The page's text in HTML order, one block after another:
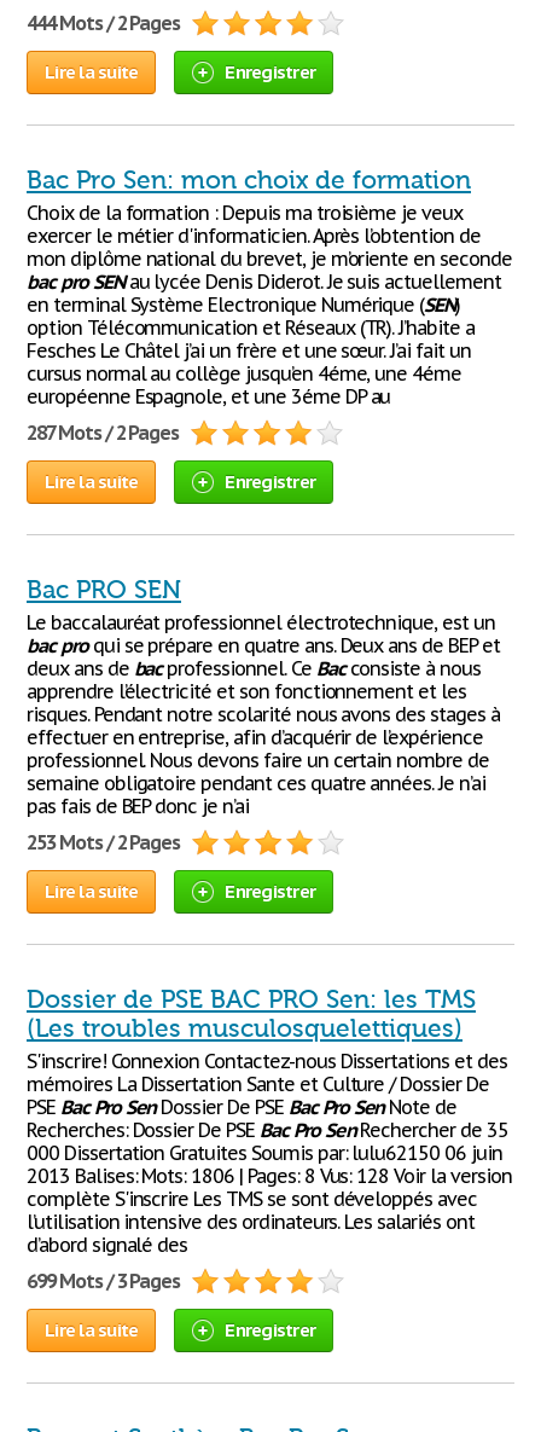
444 Mots / 2 Pages
Lire la suite Enregistrer
Bac Pro Sen: mon choix de formation
Choix de la formation : Depuis ma troisième je veux
exercer le métier d'informaticien. Après l’obtention de
mon diplôme national du brevet, je m’oriente en seconde
bac pro SENau lycée Denis Diderot. Je suis actuellement
en terminal Système Electronique Numérique (SEN)
option Télécommunication et Réseaux (TR). J’habite a
Fesches Le Châtel j’ai un frère et une sœur. J’ai fait un
cursus normal au collège jusqu’en 4éme, une 4éme
européenne Espagnole, et une 3éme DP au
287 Mots / 2 Pages
Lire la suite Enregistrer
Bac PRO SEN
Le baccalauréat professionnel électrotechnique, est un
bac proqui se prépare en quatre ans. Deux ans de BEP et
deux ans de bacprofessionnel. Ce Bacconsiste à nous
apprendre l’électricité et son fonctionnement et les
risques. Pendant notre scolarité nous avons des stages à
effectuer en entreprise, afin d’acquérir de l’expérience
professionnel. Nous devons faire un certain nombre de
semaine obligatoire pendant ces quatre années. Je n’ai
pas fais de BEP donc je n’ai
253 Mots / 2 Pages
Lire la suite Enregistrer
Dossier de PSE BAC PRO Sen: les TMS
(Les troubles musculosquelettiques)
S'inscrire! Connexion Contactez-nous Dissertations et des
mémoires La Dissertation Sante et Culture / Dossier De
PSE Bac Pro SenDossier De PSE Bac Pro SenNote de
Recherches: Dossier De PSE Bac Pro SenRechercher de 35
000 Dissertation Gratuites Soumis par: lulu62150 06 juin
2013 Balises: Mots: 1806 | Pages: 8 Vus: 128 Voir la version
complète S'inscrire Les TMS se sont développés avec
l’utilisation intensive des ordinateurs. Les salariés ont
d’abord signalé des
699 Mots / 3 Pages
Lire la suite Enregistrer